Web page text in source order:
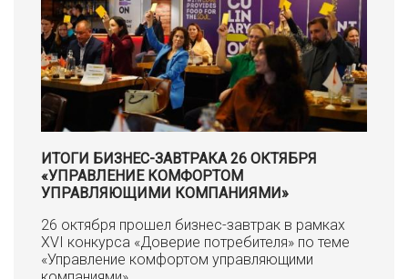
ИТОГИ БИЗНЕС-ЗАВТРАКА 26 ОКТЯБРЯ
«УПРАВЛЕНИЕ КОМФОРТОМ
УПРАВЛЯЮЩИМИ КОМПАНИЯМИ»
26 октября прошел бизнес-завтрак в рамках
XVI конкурса «Доверие потребителя» по теме
«Управление комфортом управляющими